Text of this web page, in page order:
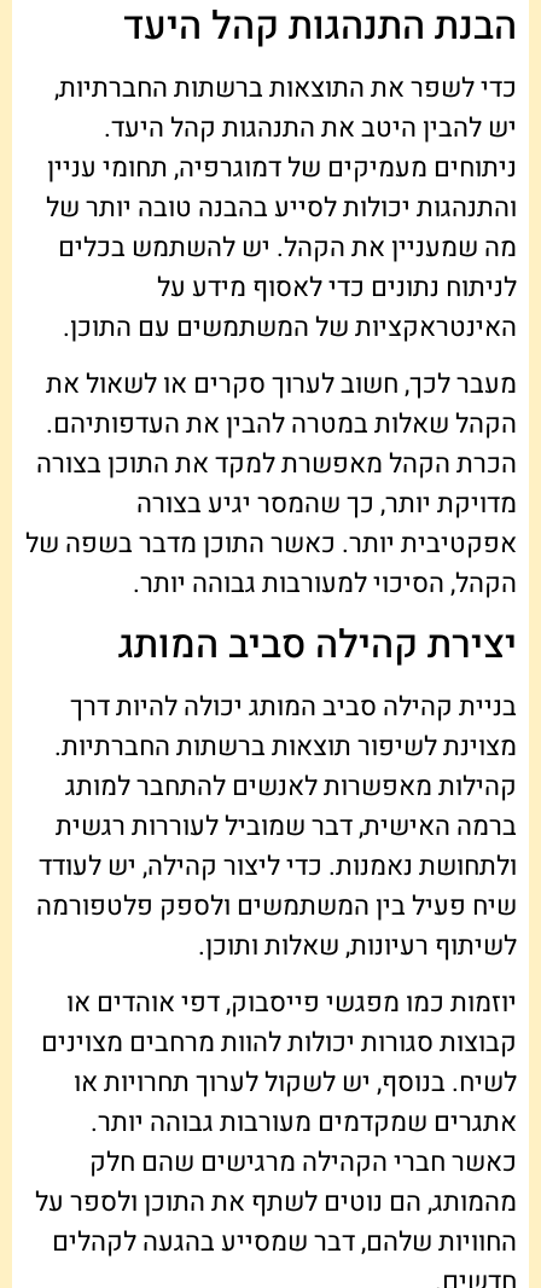
הבנת התנהגות קהל היעד
כדי לשפר את התוצאות ברשתות החברתיות,
יש להבין היטב את התנהגות קהל היעד.
ניתוחים מעמיקים של דמוגרפיה, תחומי עניין
והתנהגות יכולות לסייע בהבנה טובה יותר של
מה שמעניין את הקהל. יש להשתמש בכלים
לניתוח נתונים כדי לאסוף מידע על
האינטראקציות של המשתמשים עם התוכן.
מעבר לכך, חשוב לערוך סקרים או לשאול את
הקהל שאלות במטרה להבין את העדפותיהם.
הכרת הקהל מאפשרת למקד את התוכן בצורה
מדויקת יותר, כך שהמסר יגיע בצורה
אפקטיבית יותר. כאשר התוכן מדבר בשפה של
הקהל, הסיכוי למעורבות גבוהה יותר.
יצירת קהילה סביב המותג
בניית קהילה סביב המותג יכולה להיות דרך
מצוינת לשיפור תוצאות ברשתות החברתיות.
קהילות מאפשרות לאנשים להתחבר למותג
ברמה האישית, דבר שמוביל לעוררות רגשית
ולתחושת נאמנות. כדי ליצור קהילה, יש לעודד
שיח פעיל בין המשתמשים ולספק פלטפורמה
לשיתוף רעיונות, שאלות ותוכן.
יוזמות כמו מפגשי פייסבוק, דפי אוהדים או
קבוצות סגורות יכולות להוות מרחבים מצוינים
לשיח. בנוסף, יש לשקול לערוך תחרויות או
אתגרים שמקדמים מעורבות גבוהה יותר.
כאשר חברי הקהילה מרגישים שהם חלק
מהמותג, הם נוטים לשתף את התוכן ולספר על
החוויות שלהם, דבר שמסייע בהגעה לקהלים